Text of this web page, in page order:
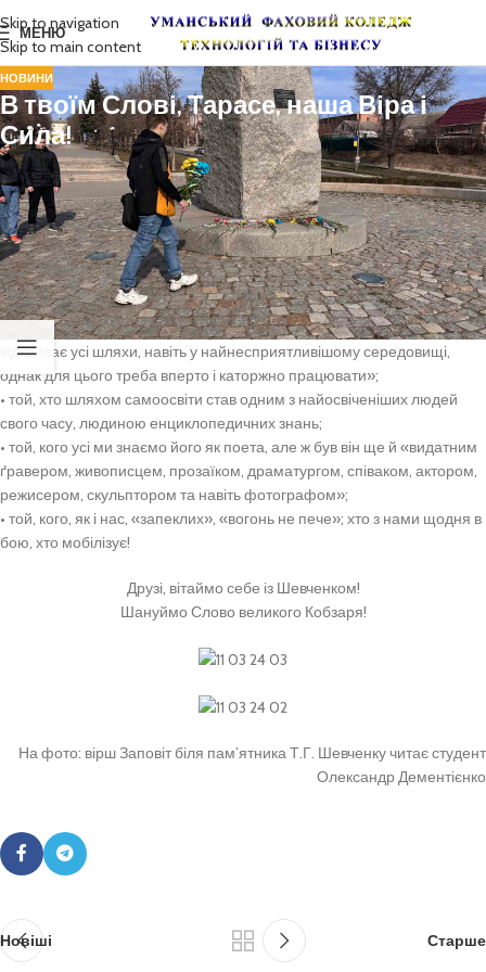
Skip to navigation
Skip to main content
МЕНЮ
НОВИНИ
В твоїм Слові, Тарасе, наша Віра і
Сила!
В твоїм Слові, Тарасе, наша Віра і Сила!
З ювілеєм, Тарасе!
210 років тому народився той, хто «дав прихисток у слові цілій нації»!
Тарас Шевченко:
• той, чия історія – це про успіх: неймовірний хлопчик, що аж світився
великим талантом, «який, здавалося б, без жодних шансів, створив
сам себе»; яскравий приклад того, коли «сильна і дієва мрія
відкриває усі шляхи, навіть у найнесприятливішому середовищі,
однак для цього треба вперто і каторжно працювати»;
• той, хто шляхом самоосвіти став одним з найосвіченіших людей
свого часу, людиною енциклопедичних знань;
• той, кого усі ми знаємо його як поета, але ж був він ще й «видатним
ґравером, живописцем, прозаїком, драматургом, співаком, актором,
режисером, скульптором та навіть фотографом»;
• той, кого, як і нас, «запеклих», «вогонь не пече»; хто з нами щодня в
бою, хто мобілізує!
Друзі, вітаймо себе із Шевченком!
Шануймо Слово великого Кобзаря!
На фото: вірш Заповіт біля пам’ятника Т.Г. Шевченку читає студент
Олександр Дементієнко
Новіші Старше